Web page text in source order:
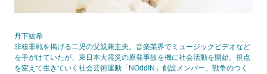
丹下紘希
非核非戦を掲げる二児の父親兼主夫。音楽業界でミュージックビデオなど
を手がけていたが、東日本大震災の原発事故を機に社会活動を開始。視点
を変えて生きていく社会芸術運動「NOddIN」創設メンバー。戦争のつく